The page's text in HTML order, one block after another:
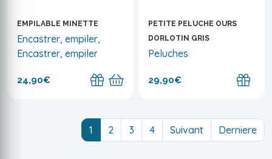
EMPILABLE MINETTE
Encastrer, empiler,
Encastrer, empiler
24,90€
PETITE PELUCHE OURS
DORLOTIN GRIS
Peluches
29,90€
1 (current)
2 3 4 Suivant Derniere